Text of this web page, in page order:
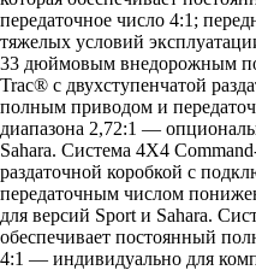
передаточное число 4:1;
тяжелых условий
33 дюймовым внедорожным
Trac® с двухступенчатой
полным приводом и
диапазона 2,72:1 —
Sahara. Система 4X4
раздаточной коробкой с
передаточным числом
для версий Sport и Sahara.
обеспечивает постоянный
4:1 — индивидуально для